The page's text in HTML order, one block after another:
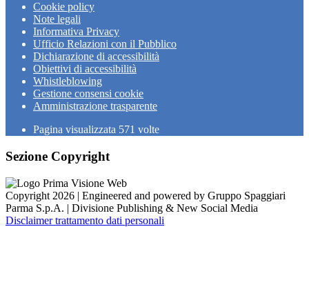
Cookie policy
Note legali
Informativa Privacy
Ufficio Relazioni con il Pubblico
Dichiarazione di accessibilità
Obiettivi di accessibilità
Whistleblowing
Gestione consensi cookie
Amministrazione trasparente
Pagina visualizzata 571 volte
Sezione Copyright
Copyright 2026 | Engineered and powered by Gruppo Spaggiari
Parma S.p.A. | Divisione Publishing & New Social Media
Disclaimer trattamento dati personali